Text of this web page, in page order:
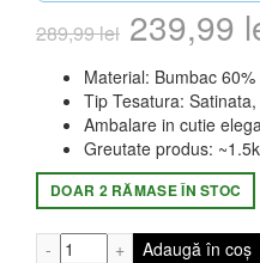
289,99lei Prețul
inițial
a
fost:
289,99
239,99
Material: Bumbac
Tip Tesatura:
Ambalare in cutie
Greutate produs:
DOAR 2 RĂMASE ÎN STOC
Cantitate Fata de
Adaugă în coș